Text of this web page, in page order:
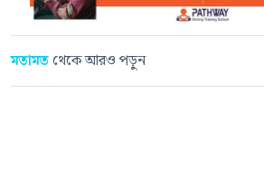
মতামত থেকে আরও পড়ুন